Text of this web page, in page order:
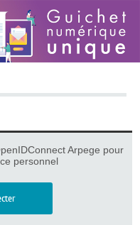
Arpege pour
personnel